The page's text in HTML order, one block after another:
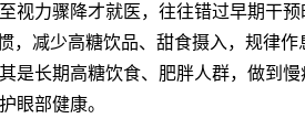
视力骤降才就医，往往错过早期干
，减少高糖饮品、甜食摄入，规律
是长期高糖饮食、肥胖人群，做到
眼部健康。